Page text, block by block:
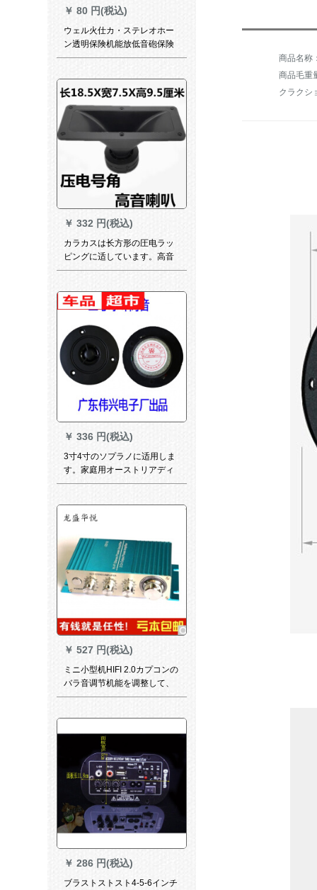
￥ 80 円(税込)
ウェル火仕カ・ステレオホー
ン透明保険机能放低音砲保険
胆管ヒーズ
￥ 332 円(税込)
カラカスは长方形の圧电ラッ
ピングに适しています。高音
質スペルカードは18.5センテ
￥ 336 円(税込)
3寸4寸のソプラノに适用しま
す。家庭用オーストリアディ
ックのシャルムの高音3寸のボ
￥ 527 円(税込)
ミニ小型机HIFI 2.0カプコンの
バラ音调节机能を调整して、
自动车の机能を改造します。
￥ 286 円(税込)
ブラストストスト4-5-6インチ
商品毛重
クラクシ